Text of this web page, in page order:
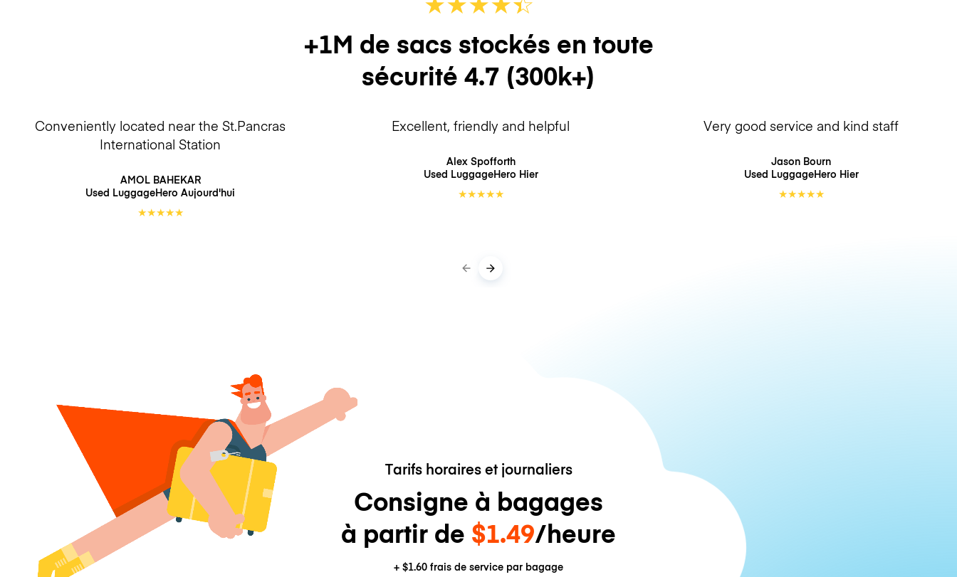
+1M de sacs stockés en toute
sécurité 4.7 (300k+)
Conveniently located near the St.Pancras
International Station
AMOL BAHEKAR
Used LuggageHero Aujourd'hui
★★★★★
Excellent, friendly and helpful
Alex Spofforth
Used LuggageHero Hier
★★★★★
Very good service and kind staff
Jason Bourn
Used LuggageHero Hier
★★★★★
Tarifs horaires et journaliers
Consigne à bagages
à partir de $1.49/heure
+ $1.60 frais de service par bagage